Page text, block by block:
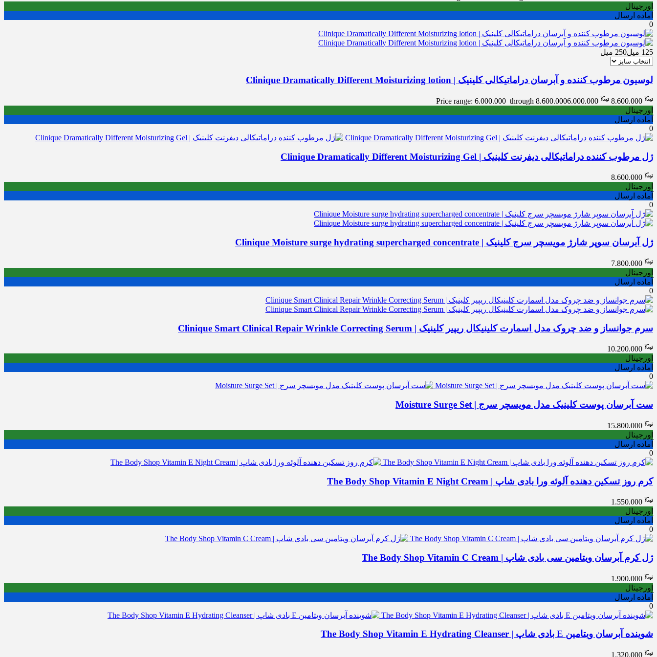
اورجینال
آماده ارسال
0
125 میل 250 میل
لوسیون مرطوب کننده و آبرسان دراماتیکالی کلینیک | Clinique Dramatically Different Moisturizing lotion
8.600.000
6.000.000
Price range: 6.000.000 through 8.600.000
اورجینال
آماده ارسال
0
ژل مرطوب کننده دراماتیکالی دیفرنت کلینیک | Clinique Dramatically Different Moisturizing Gel
8.600.000
اورجینال
آماده ارسال
0
ژل آبرسان سوپر شارژ مویسچر سرج کلینیک | Clinique Moisture surge hydrating supercharged concentrate
7.800.000
اورجینال
آماده ارسال
0
سرم جوانساز و ضد چروک مدل اسمارت کلینیکال ریپیر کلینیک | Clinique Smart Clinical Repair Wrinkle Correcting Serum
10.200.000
اورجینال
آماده ارسال
0
ست آبرسان پوست کلینیک مدل مویسچر سرج | Moisture Surge Set
15.800.000
اورجینال
آماده ارسال
0
کرم روز تسکین دهنده آلوئه ورا بادی شاپ | The Body Shop Vitamin E Night Cream
1.550.000
اورجینال
آماده ارسال
0
ژل کرم آبرسان ویتامین سی بادی شاپ | The Body Shop Vitamin C Cream
1.900.000
اورجینال
آماده ارسال
0
شوینده آبرسان ویتامین E بادی شاپ | The Body Shop Vitamin E Hydrating Cleanser
1.320.000